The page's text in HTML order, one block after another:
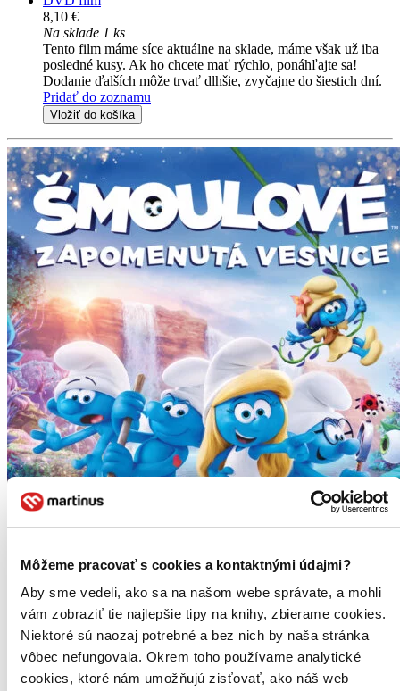
Môžeme pracovať s cookies a kontaktnými údajmi?
Aby sme vedeli, ako sa na našom webe správate, a mohli
vám zobraziť tie najlepšie tipy na knihy, zbierame cookies.
Niektoré sú naozaj potrebné a bez nich by naša stránka
vôbec nefungovala. Okrem toho používame analytické
cookies, ktoré nám umožňujú zisťovať, ako náš web
8,10 €
Na sklade 1 ks
Tento film máme síce aktuálne na sklade, máme však už iba
posledné kusy. Ak ho chcete mať rýchlo, ponáhľajte sa!
Dodanie ďalších môže trvať dlhšie, zvyčajne do šiestich dní.
Pridať do zoznamu
Vložiť do košíka